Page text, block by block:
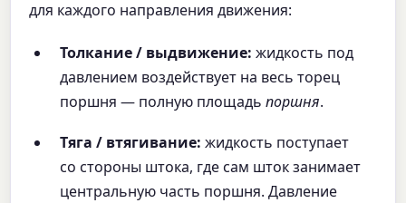
для каждого направления движения:
Толкание / выдвижение: жидкость под
давлением воздействует на весь торец
поршня — полную площадьпоршня.
Тяга / втягивание: жидкость поступает
со стороны штока, где сам шток занимает
центральную часть поршня. Давление